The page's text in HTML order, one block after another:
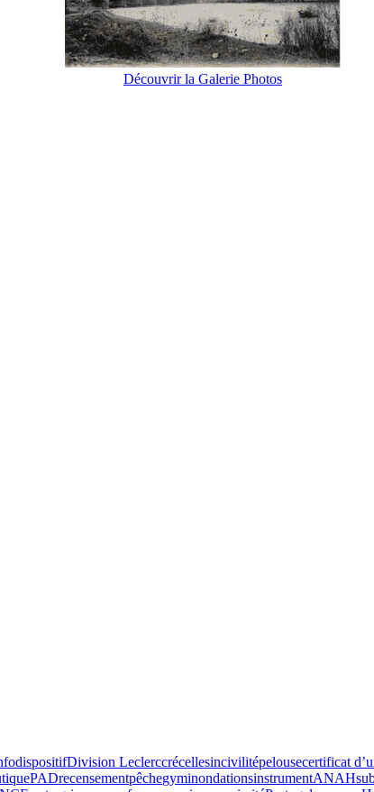
Découvrir la Galerie Photos
dispositifDivision Leclerccrécellesincivilitépelousecertificat
PADrecensementpêchegyminondationsinstrumentANAH